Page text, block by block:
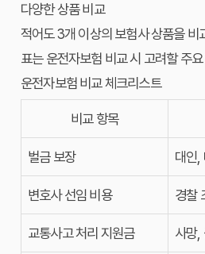
다양한 상품 비교
적어도 3개 이상의 보험사 상품을
표는 운전자보험 비교 시 고려할 주
운전자보험 비교 체크리스트
비교 항목
벌금 보장 대인,
변호사 선임 비용 경찰
교통사고 처리 지원금 사망,